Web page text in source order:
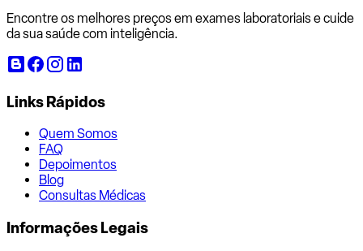
Encontre os melhores preços em exames laboratoriais e cuide
da sua saúde com inteligência.
Links Rápidos
Quem Somos
FAQ
Depoimentos
Blog
Consultas Médicas
Informações Legais